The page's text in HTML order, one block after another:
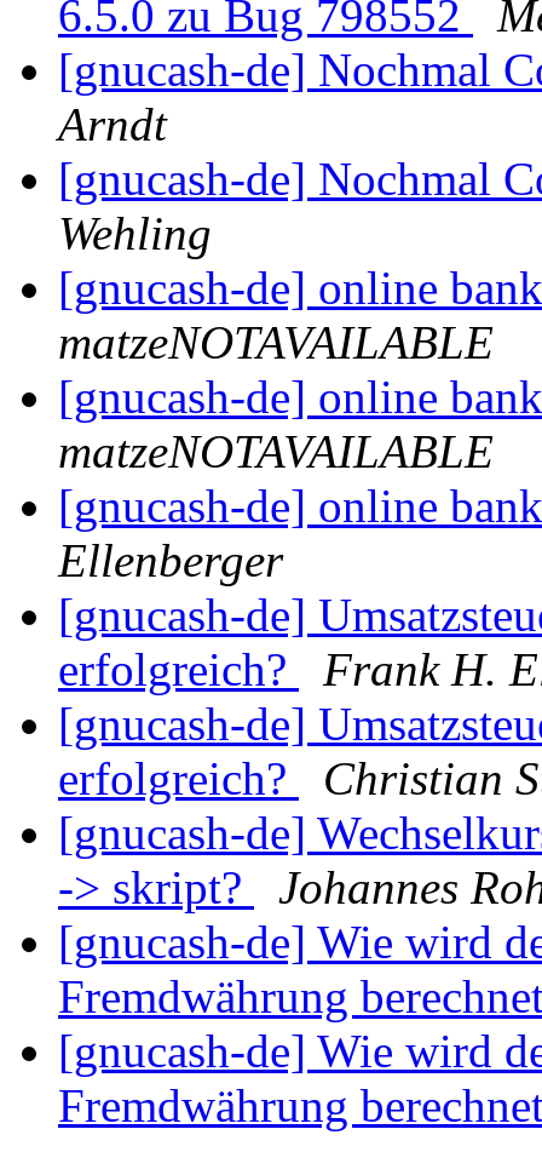
6.5.0 zu Bug 798552
[gnucash-de] Nochmal
Arndt
[gnucash-de] Nochmal
Wehling
[gnucash-de] online
matzeNOTAVAILABLE
[gnucash-de] online
matzeNOTAVAILABLE
[gnucash-de] online
Ellenberger
[gnucash-de]
erfolgreich?
Frank H.
[gnucash-de]
erfolgreich?
Christian
[gnucash-de]
-> skript?
Johannes
[gnucash-de] Wie wird
Fremdwährung
[gnucash-de] Wie wird
Fremdwährung